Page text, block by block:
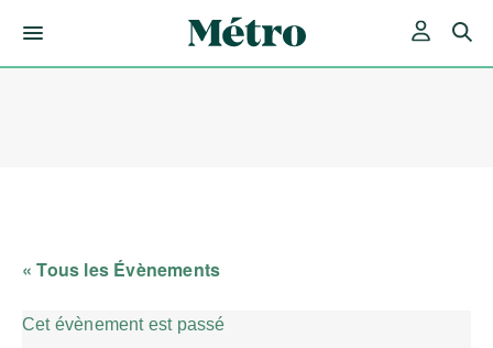
« Tous les Évènements
Cet évènement est passé